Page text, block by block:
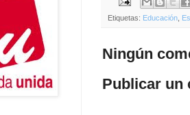
Etiquetas: Educación
Ningún
Publicar un